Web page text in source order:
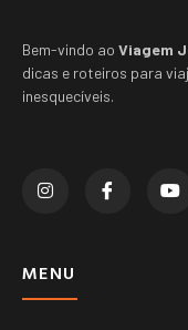
Bem-vindo ao Viagem
dicas e roteiros para
inesquecíveis.
MENU